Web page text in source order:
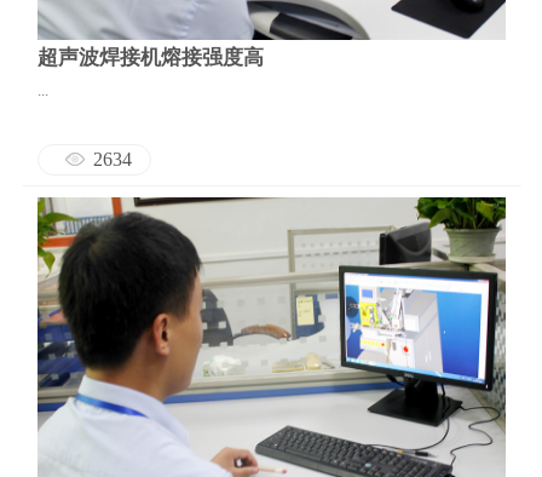
超声波焊接机熔接强度高
2634